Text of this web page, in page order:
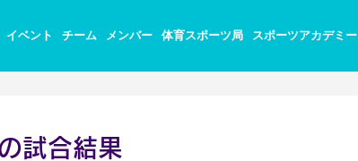
イベント チーム メンバー 体育スポーツ局 スポーツアカデミー
試合結果